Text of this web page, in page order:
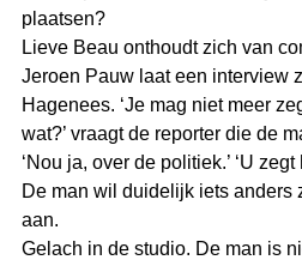
plaatsen?
Lieve Beau onthoudt zich van
Jeroen Pauw laat een interview
Hagenees. ‘Je mag niet meer
wat?’ vraagt de reporter die de
‘Nou ja, over de politiek.’ ‘U
De man wil duidelijk iets anders
aan.
Gelach in de studio. De man is